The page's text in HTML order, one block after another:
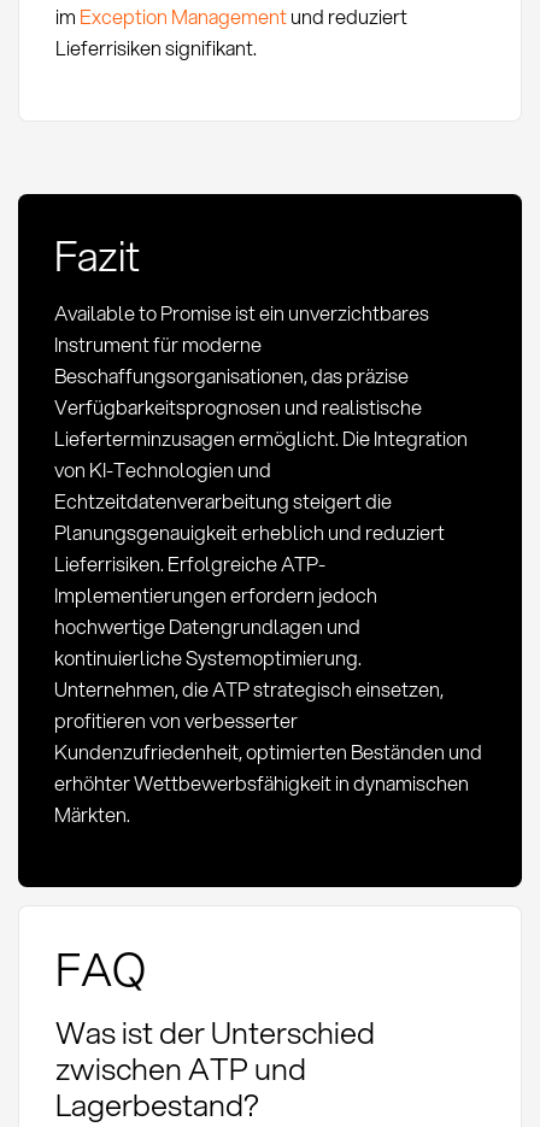
im Exception Managementund reduziert
Lieferrisiken signifikant.
Fazit
Available to Promise ist ein unverzichtbares
Instrument für moderne
Beschaffungsorganisationen, das präzise
Verfügbarkeitsprognosen und realistische
Lieferterminzusagen ermöglicht. Die Integration
von KI-Technologien und
Echtzeitdatenverarbeitung steigert die
Planungsgenauigkeit erheblich und reduziert
Lieferrisiken. Erfolgreiche ATP-
Implementierungen erfordern jedoch
hochwertige Datengrundlagen und
kontinuierliche Systemoptimierung.
Unternehmen, die ATP strategisch einsetzen,
profitieren von verbesserter
Kundenzufriedenheit, optimierten Beständen und
erhöhter Wettbewerbsfähigkeit in dynamischen
Märkten.
FAQ
Was ist der Unterschied
zwischen ATP und
Lagerbestand?